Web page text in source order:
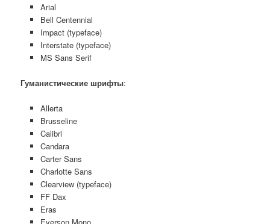
Arial
Bell Centennial
Impact (typeface)
Interstate (typeface)
MS Sans Serif
Гуманистические шрифты:
Allerta
Brusseline
Calibri
Candara
Carter Sans
Charlotte Sans
Clearview (typeface)
FF Dax
Eras